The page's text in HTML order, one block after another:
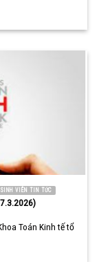
SINH VIÊN TIN TỨC
Toán Kinh tế tổ